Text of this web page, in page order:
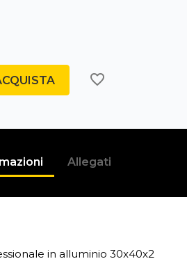
favorite_border
Allegati
in alluminio 30x40x2